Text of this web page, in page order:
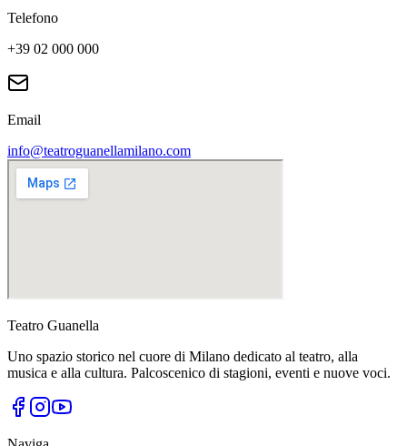
Telefono
+39 02 000 000
Email
info@teatroguanellamilano.com
Teatro Guanella
Uno spazio storico nel cuore di Milano dedicato al teatro, alla
musica e alla cultura. Palcoscenico di stagioni, eventi e nuove voci.